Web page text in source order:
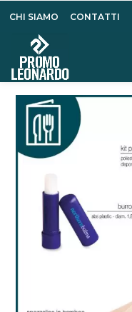
CHI SIAMO CONTATTI